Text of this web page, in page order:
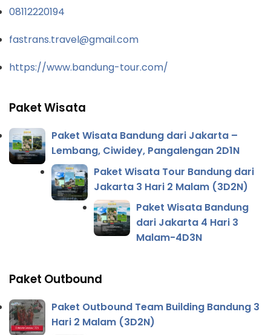
08112220194
fastrans.travel@gmail.com
https://www.bandung-tour.com/
Paket Wisata
Paket Wisata Bandung dari Jakarta –
Lembang, Ciwidey, Pangalengan 2D1N
Paket Wisata Tour Bandung dari
Jakarta 3 Hari 2 Malam (3D2N)
Paket Wisata Bandung
dari Jakarta 4 Hari 3
Malam-4D3N
Paket Outbound
Paket Outbound Team Building Bandung 3
Hari 2 Malam (3D2N)